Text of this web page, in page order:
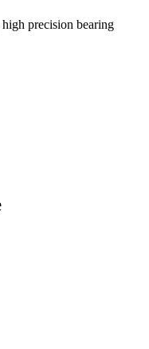
precision bearing